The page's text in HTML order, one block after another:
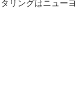
リングはニューヨ